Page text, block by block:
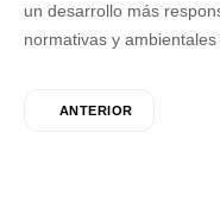
un desarrollo más
normativas y
ANTERIOR